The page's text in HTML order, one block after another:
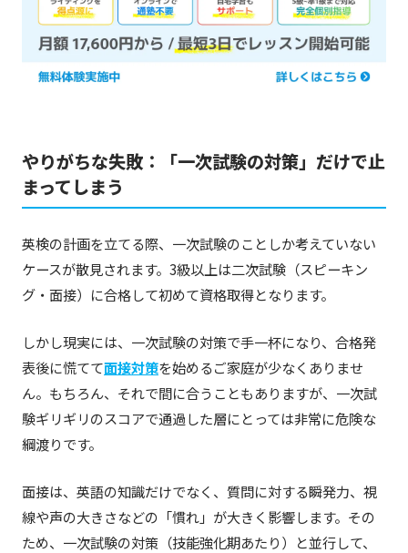
やりがちな失敗：「一次試験の対策」だけで止
まってしまう
英検の計画を立てる際、一次試験のことしか考えていない
ケースが散見されます。3級以上は二次試験（スピーキン
グ・面接）に合格して初めて資格取得となります。
しかし現実には、一次試験の対策で手一杯になり、合格発
表後に慌てて面接対策を始めるご家庭が少なくありませ
ん。もちろん、それで間に合うこともありますが、一次試
験ギリギリのスコアで通過した層にとっては非常に危険な
綱渡りです。
面接は、英語の知識だけでなく、質問に対する瞬発力、視
線や声の大きさなどの「慣れ」が大きく影響します。その
ため、一次試験の対策（技能強化期あたり）と並行して、